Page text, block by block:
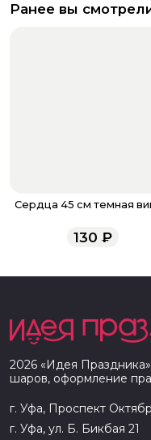
Ранее вы
Сердца 45 см темная
130 ₽
2026 «Идея Праздника
шаров, оформление
г. Уфа, Проспект
г. Уфа, ул. Б. Бикбая 21